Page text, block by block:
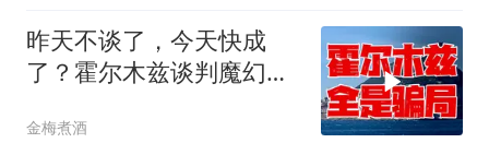
昨天不谈了，今天快成
了？霍尔木兹谈判魔幻反
金梅煮酒